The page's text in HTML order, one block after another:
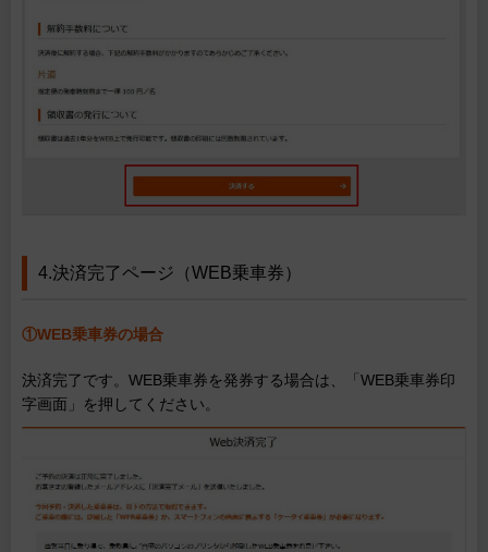
4.決済完了ページ（WEB乗車券）
①WEB乗車券の場合
決済完了です。WEB乗車券を発券する場合は、「WEB乗車券印
字画面」を押してください。